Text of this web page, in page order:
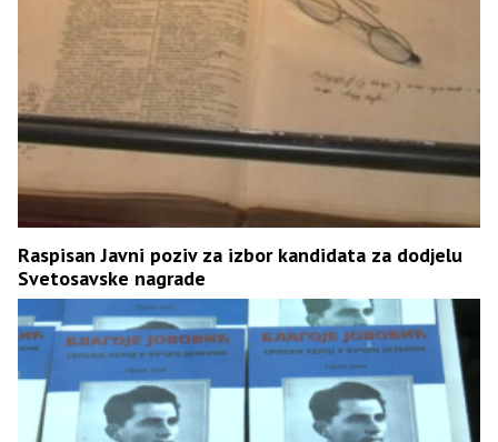
Raspisan Јavni poziv za izbor kandidata za dodjelu
Svetosavske nagrade